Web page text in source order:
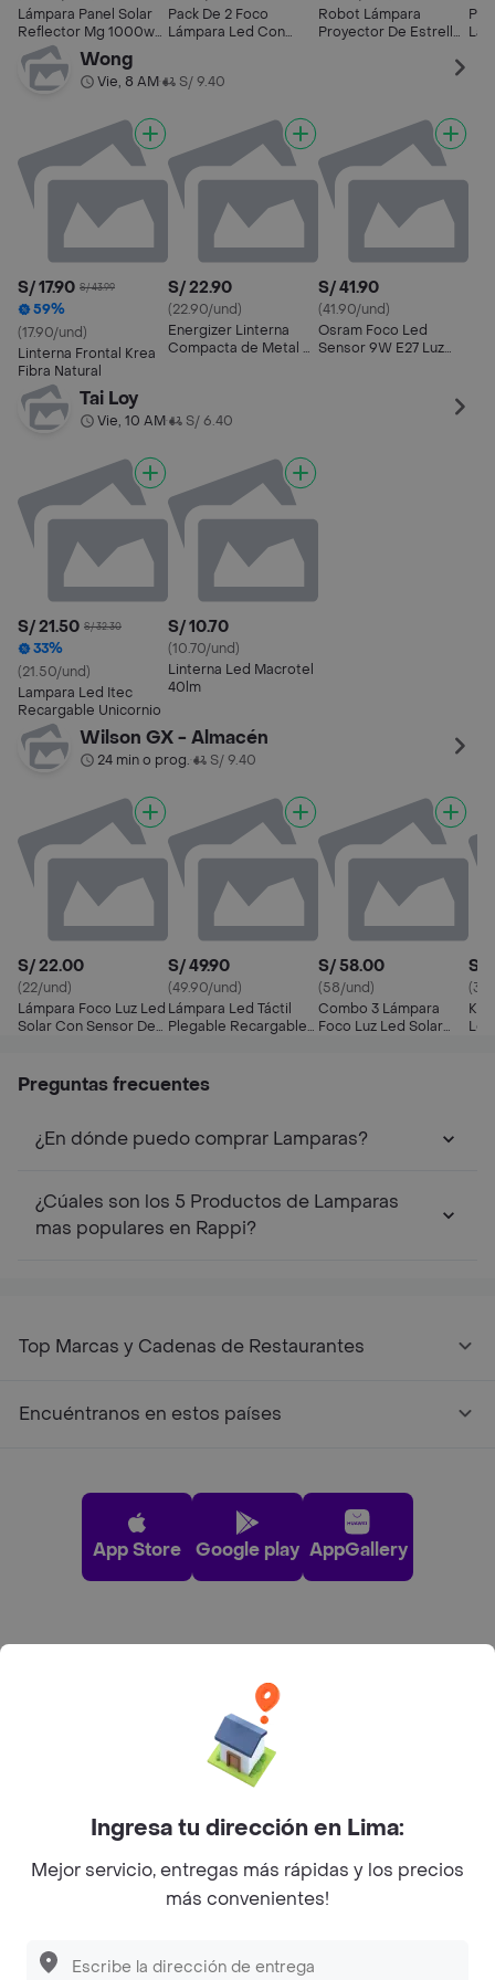
Lámpara Panel Solar
Reflector Mg 1000w
Con Sensor
Impermeable +
Control Remoto
Pack De 2 Foco
Lámpara Led Con
Robot Lámpara
Proyector De Estrellas
Wong
Vie, 8 AM• S/ 9.40
S/ 17.90 S/ 43.99
59%
(17.90/und)
Linterna Frontal Krea
Fibra Natural
S/ 22.90
(22.90/und)
Energizer Linterna
Compacta de Metal 6
S/ 41.90
(41.90/und)
Osram Foco Led
Sensor 9W E27 Luz
Tai Loy
Vie, 10 AM• S/ 6.40
S/ 21.50 S/ 32.30
33%
(21.50/und)
Lampara Led Itec
Recargable Unicornio
S/ 10.70
(10.70/und)
Linterna Led Macrotel
40lm
Wilson GX - Almacén
24 min o prog.• S/ 9.40
S/ 22.00
(22/und)
Lámpara Foco Luz Led
Solar Con Sensor De
S/ 49.90
(49.90/und)
Lámpara Led Táctil
Plegable Recargable
S/ 58.00
(58/und)
Combo 3 Lámpara
Foco Luz Led Solar
S/
Kit
Preguntas frecuentes
¿En dónde puedo comprar Lamparas?
¿Cúales son los 5 Productos de Lamparas
mas populares en Rappi?
Top Marcas y Cadenas de Restaurantes
Encuéntranos en estos países
App Store Google play AppGallery
Sobre Rappi
Ingresa tu dirección en Lima:
Mejor servicio, entregas más rápidas y los precios
más convenientes!